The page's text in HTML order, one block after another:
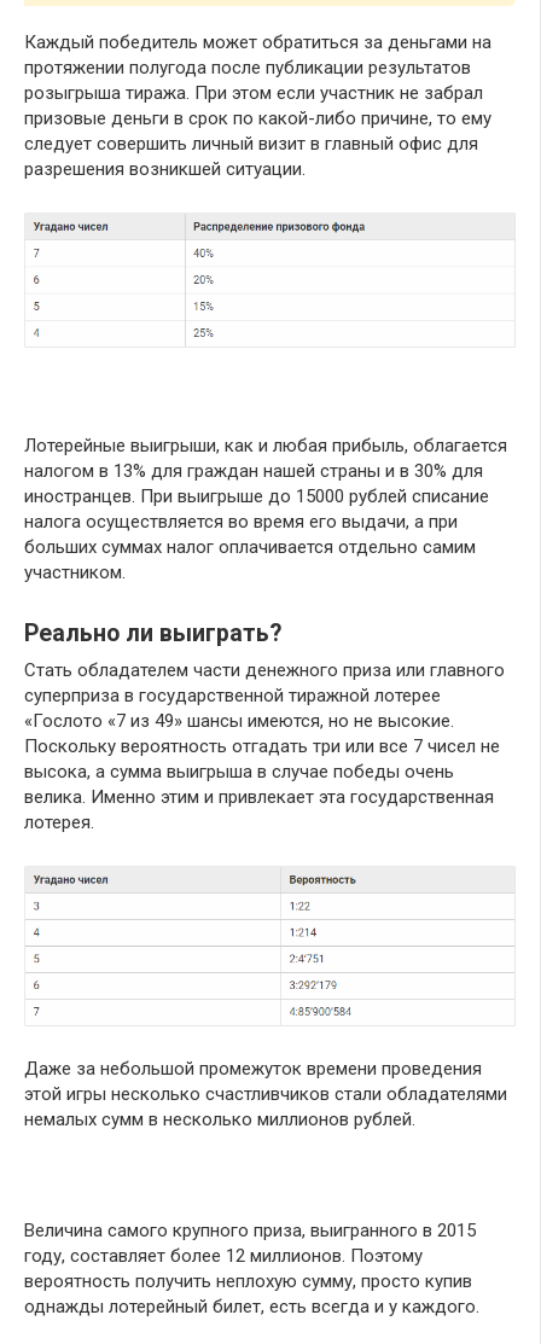
Каждый победитель может обратиться за деньгами на
протяжении полугода после публикации результатов
розыгрыша тиража. При этом если участник не забрал
призовые деньги в срок по какой-либо причине, то ему
следует совершить личный визит в главный офис для
разрешения возникшей ситуации.
Лотерейные выигрыши, как и любая прибыль, облагается
налогом в 13% для граждан нашей страны и в 30% для
иностранцев. При выигрыше до 15000 рублей списание
налога осуществляется во время его выдачи, а при
больших суммах налог оплачивается отдельно самим
участником.
Реально ли выиграть?
Стать обладателем части денежного приза или главного
суперприза в государственной тиражной лотерее
«Гослото «7 из 49» шансы имеются, но не высокие.
Поскольку вероятность отгадать три или все 7 чисел не
высока, а сумма выигрыша в случае победы очень
велика. Именно этим и привлекает эта государственная
лотерея.
Даже за небольшой промежуток времени проведения
этой игры несколько счастливчиков стали обладателями
немалых сумм в несколько миллионов рублей.
Величина самого крупного приза, выигранного в 2015
году, составляет более 12 миллионов. Поэтому
вероятность получить неплохую сумму, просто купив
однажды лотерейный билет, есть всегда и у каждого.